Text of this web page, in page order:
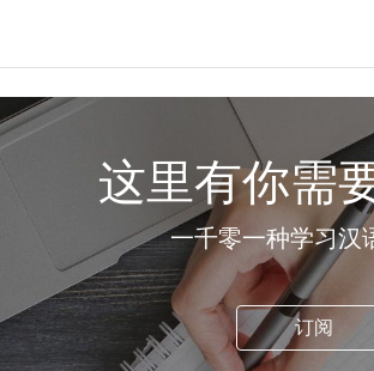
这里有你需
一千零一种学习汉
订阅